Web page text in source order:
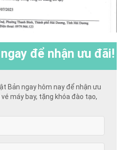
để nhận ưu đãi!
Bản ngay hôm nay để nhận ưu
máy bay, tặng khóa đào tạo,